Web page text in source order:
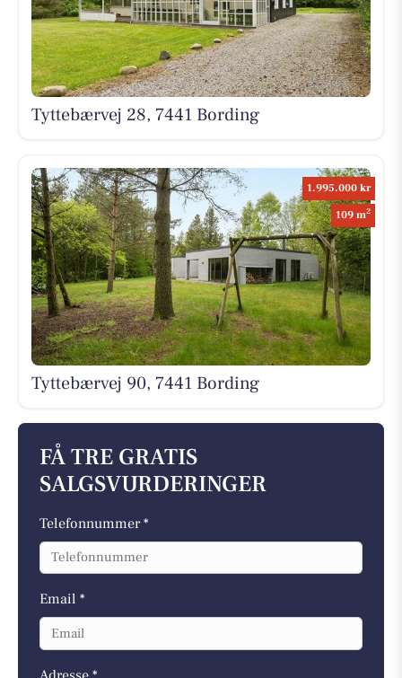
Tyttebærvej 28, 7441 Bording
1.995.000 kr
109 m2
Tyttebærvej 90, 7441 Bording
FÅ TRE GRATIS
SALGSVURDERINGER
Telefonnummer *
Email *